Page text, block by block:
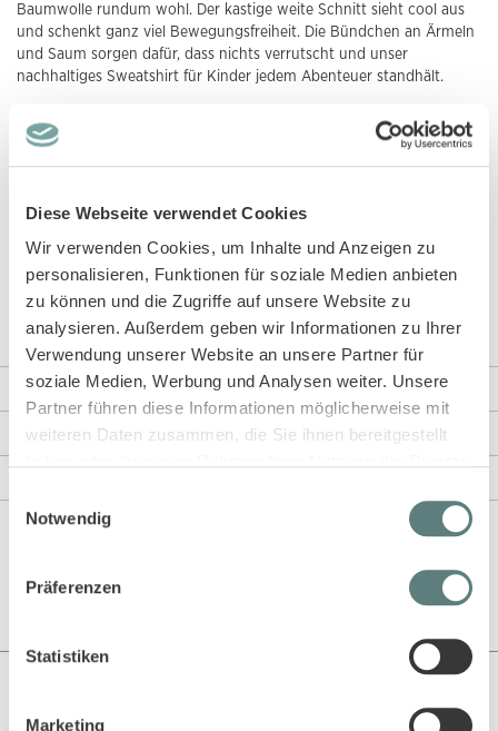
Diese Webseite verwendet Cookies
Wir verwenden Cookies, um Inhalte und Anzeigen zu
personalisieren, Funktionen für soziale Medien anbieten
zu können und die Zugriffe auf unsere Website zu
analysieren. Außerdem geben wir Informationen zu Ihrer
Verwendung unserer Website an unsere Partner für
soziale Medien, Werbung und Analysen weiter. Unsere
Partner führen diese Informationen möglicherweise mit
weiteren Daten zusammen, die Sie ihnen bereitgestellt
Einwilligungsauswahl
Notwendig
Präferenzen
Statistiken
Marketing
Baumwolle rundum wohl. Der kastige weite Schnitt sieht cool aus
und schenkt ganz viel Bewegungsfreiheit. Die Bündchen an Ärmeln
und Saum sorgen dafür, dass nichts verrutscht und unser
nachhaltiges Sweatshirt für Kinder jedem Abenteuer standhält.
Wir haben Modell DARI für dich in Denim blau mit einem niedlichen
Bärenmotiv und in den Größen 92 bis 134/140. Das Beste: Unser
Sweatshirt ist wie alle unsere Produkte ökologisch und nachhaltig
Garnproduktion, Stoffherstellung, Näherei, Stickerei, etc.) ist GOTS
Nice to know: Wir haben das Sweatshirt auch inzwei anderen
Farbvarianten mit Dino-Motiven und abstraktem Formendruck
Noch unschlüssig? Schaue dir gleich Modell
ALVIN
Weitere Informationen
Rezensionen